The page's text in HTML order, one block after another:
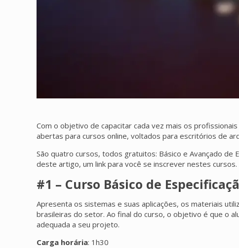
Com o objetivo de capacitar cada vez mais os
abertas para cursos online, voltados para escritórios de
São quatro cursos, todos gratuitos: Básico e Avançado de
deste artigo, um link para você se inscrever nestes cursos.
#1 – Curso Básico de
Apresenta os sistemas e suas aplicações, os materiais
brasileiras do setor. Ao final do curso, o objetivo é que o
adequada a seu projeto.
Carga horária: 1h30